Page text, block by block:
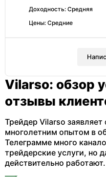
Доходность: Средняя
Цены: Средние
Vilarso: обзор
отзывы
Трейдер Vilarso заявляет
многолетним опытом в
Телеграмме много
трейдерские услуги, но
действительно работают.